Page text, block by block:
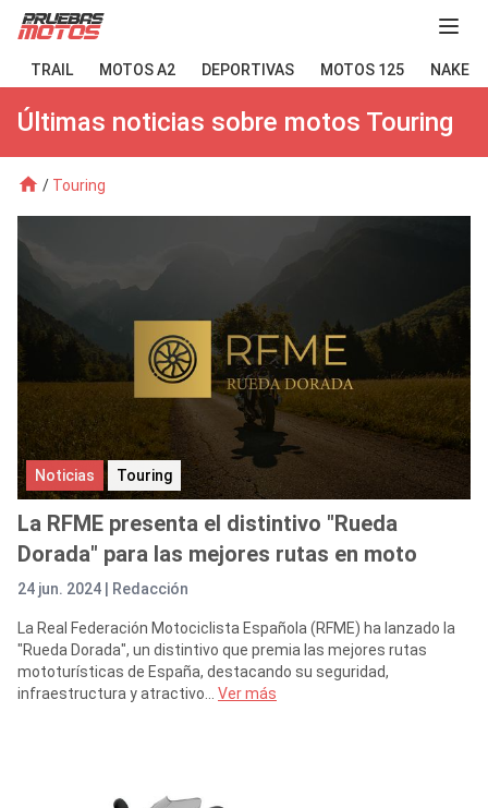
Abir
TRAIL MOTOS A2 DEPORTIVAS MOTOS 125 NAKED
Últimas noticias sobre motos Touring
/ Touring
Noticias Touring
La RFME presenta el distintivo "Rueda
Dorada" para las mejores rutas en moto
24 jun. 2024 | Redacción
La Real Federación Motociclista Española (RFME) ha lanzado la
"Rueda Dorada", un distintivo que premia las mejores rutas
mototurísticas de España, destacando su seguridad,
infraestructura y atractivo... Ver más